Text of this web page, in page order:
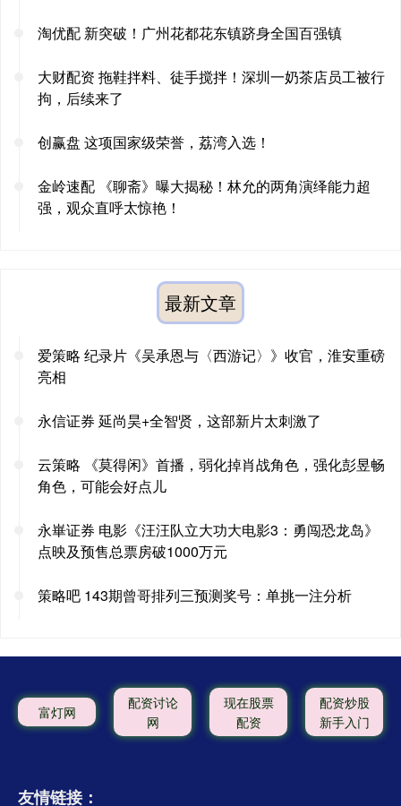
淘优配 新突破！广州花都花东镇跻身全国百强镇
大财配资 拖鞋拌料、徒手搅拌！深圳一奶茶店员工被行
拘，后续来了
创赢盘 这项国家级荣誉，荔湾入选！
金岭速配 《聊斋》曝大揭秘！林允的两角演绎能力超
强，观众直呼太惊艳！
最新文章
爱策略 纪录片《吴承恩与〈西游记〉》收官，淮安重磅
亮相
永信证券 延尚昊+全智贤，这部新片太刺激了
云策略 《莫得闲》首播，弱化掉肖战角色，强化彭昱畅
角色，可能会好点儿
永崋证券 电影《汪汪队立大功大电影3：勇闯恐龙岛》
点映及预售总票房破1000万元
策略吧 143期曾哥排列三预测奖号：单挑一注分析
富灯网
配资讨论
网
现在股票
配资
配资炒股
新手入门
友情链接：